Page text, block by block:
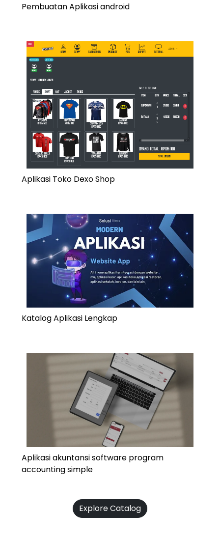
Pembuatan Aplikasi android
Aplikasi Toko Dexo Shop
Katalog Aplikasi Lengkap
Aplikasi akuntansi software program
accounting simple
Explore Catalog